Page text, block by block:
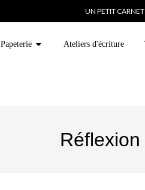
UN PETIT
Papeterie Ateliers d'écriture